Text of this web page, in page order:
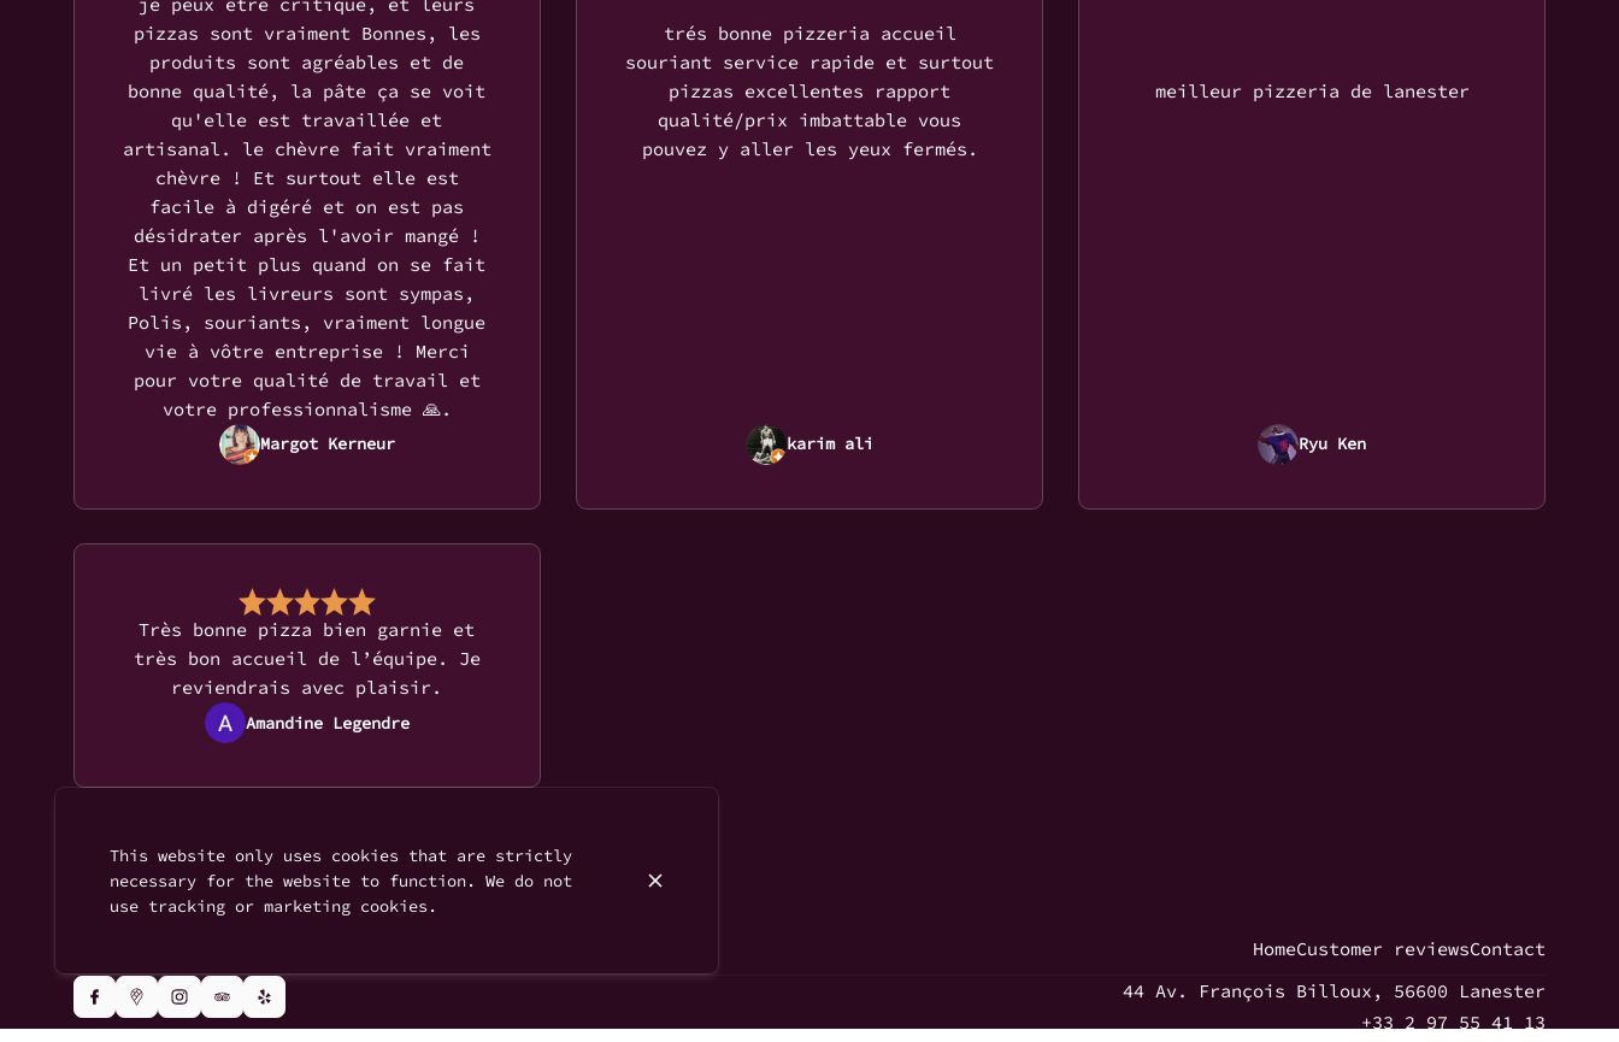
pizzas sont vraiment Bonnes, les
produits sont agréables et de
bonne qualité, la pâte ça se voit
qu'elle est travaillée et
artisanal. le chèvre fait vraiment
chèvre ! Et surtout elle est
facile à digéré et on est pas
désidrater après l'avoir mangé !
Et un petit plus quand on se fait
livré les livreurs sont sympas,
Polis, souriants, vraiment longue
vie à vôtre entreprise ! Merci
pour votre qualité de travail et
votre professionnalisme 🙏.
Margot Kerneur
trés bonne pizzeria accueil
souriant service rapide et surtout
pizzas excellentes rapport
qualité/prix imbattable vous
pouvez y aller les yeux fermés.
karim ali
meilleur pizzeria de lanester
Ryu Ken
Très bonne pizza bien garnie et
très bon accueil de l’équipe. Je
reviendrais avec plaisir.
Amandine Legendre
HomeCustomer reviewsContact
44 Av. François Billoux, 56600 Lanester
+33 2 97 55 41 13
This website only uses cookies that are strictly
necessary for the website to function. We do not
use tracking or marketing cookies.